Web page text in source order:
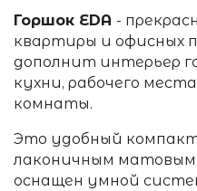
Горшок EDA -
квартиры и офисных
дополнит интерьер
кухни, рабочего
комнаты.
Это удобный
лаконичным матовым
оснащен умной